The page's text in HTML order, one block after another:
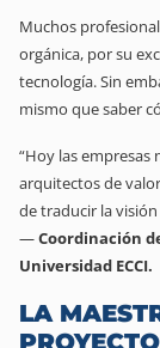
Muchos
orgánica, por su
tecnología. Sin
mismo que saber
“Hoy las empresas
arquitectos de
de traducir la
—Coordinación
Universidad ECCI.
LA